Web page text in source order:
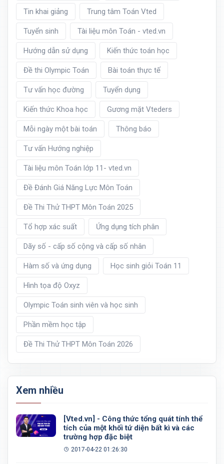
Tin khai giảng Trung tâm Toán Vted
Tuyển sinh Tài liệu môn Toán - vted.vn
Hướng dẫn sử dụng Kiến thức toán học
Đề thi Olympic Toán Bài toán thực tế
Tư vấn học đường Tuyển dụng
Kiến thức Khoa học Gương mặt Vteders
Mỗi ngày một bài toán Thông báo
Tư vấn Hướng nghiệp
Tài liệu môn Toán lớp 11- vted.vn
Đề Đánh Giá Năng Lực Môn Toán
Đề Thi Thử THPT Môn Toán 2025
Tổ hợp xác suất Ứng dụng tích phân
Dãy số - cấp số cộng và cấp số nhân
Hàm số và ứng dụng Học sinh giỏi Toán 11
Hình tọa độ Oxyz
Olympic Toán sinh viên và học sinh
Phần mềm học tập
Đề Thi Thử THPT Môn Toán 2026
Xem nhiều
[Vted.vn] - Công thức tổng quát tính thể
tích của một khối tứ diện bất kì và các
trường hợp đặc biệt
2017-04-22 01:26:30